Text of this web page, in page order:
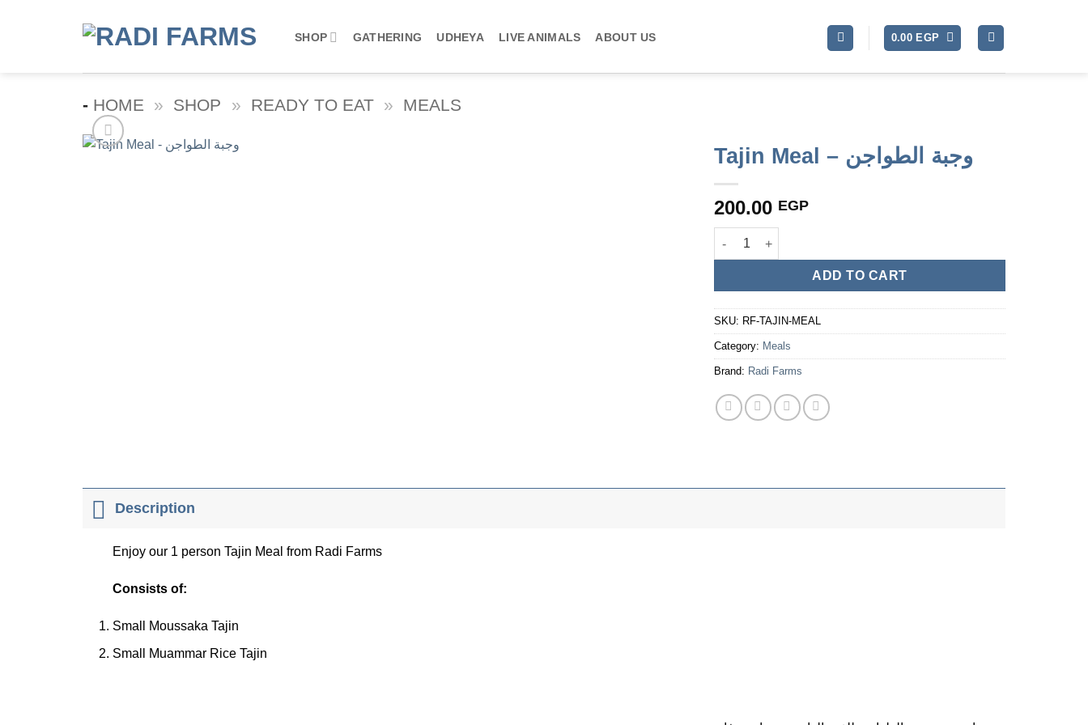
SHOP GATHERING UDHEYA LIVE ANIMALS ABOUT US 0.00 EGP
- HOME » SHOP » READY TO EAT » MEALS
Tajin Meal – وجبة الطواجن
200.00 EGP
ADD TO CART
SKU: RF-TAJIN-MEAL
Category: Meals
Brand: Radi Farms
Description
Enjoy our 1 person Tajin Meal from Radi Farms
Consists of:
Small Moussaka Tajin
Small Muammar Rice Tajin